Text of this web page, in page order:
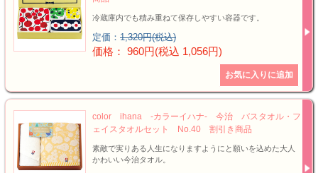
冷蔵庫内でも積み重ねて保存しやすい容器です。
定価： 1,320円(税込)
価格： 960円(税込 1,056円)
color ihana -カラーイハナ- 今治 バスタオル・フ
ェイスタオルセット No.40 割引き商品
素敵で実りある人生になりますようにと願いを込めた大人
かわいい今治タオル。